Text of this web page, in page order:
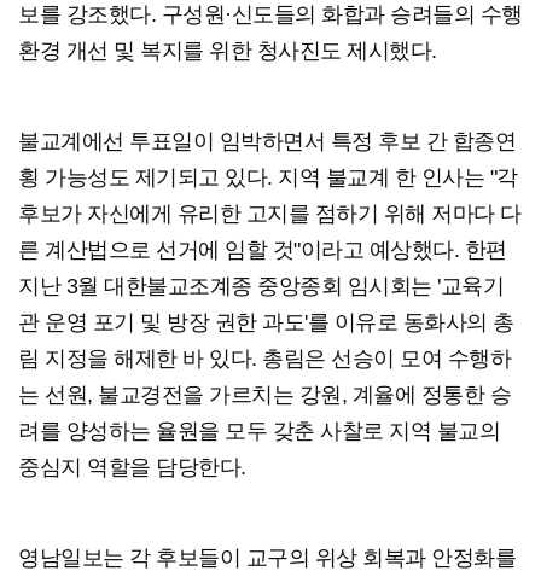
보를 강조했다. 구성원·신도들의 화합과 승려들의 수행
환경 개선 및 복지를 위한 청사진도 제시했다.
불교계에선 투표일이 임박하면서 특정 후보 간 합종연
횡 가능성도 제기되고 있다. 지역 불교계 한 인사는 "각
후보가 자신에게 유리한 고지를 점하기 위해 저마다 다
른 계산법으로 선거에 임할 것"이라고 예상했다. 한편
지난 3월 대한불교조계종 중앙종회 임시회는 '교육기
관 운영 포기 및 방장 권한 과도'를 이유로 동화사의 총
림 지정을 해제한 바 있다. 총림은 선승이 모여 수행하
는 선원, 불교경전을 가르치는 강원, 계율에 정통한 승
려를 양성하는 율원을 모두 갖춘 사찰로 지역 불교의
중심지 역할을 담당한다.
영남일보는 각 후보들이 교구의 위상 회복과 안정화를